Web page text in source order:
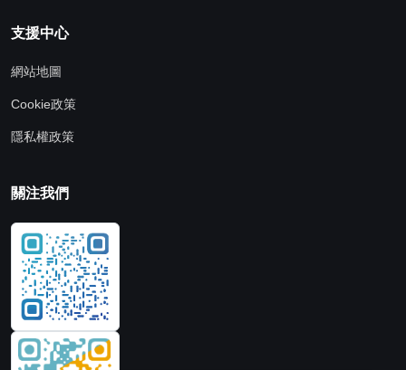
支援中心
網站地圖
Cookie政策
隱私權政策
關注我們